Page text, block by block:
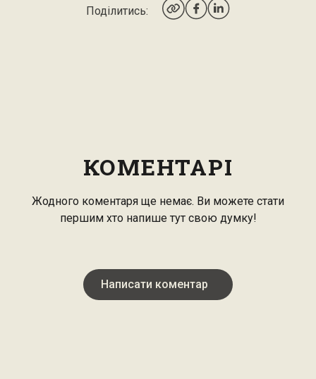
Поділитись:
КОМЕНТАРІ
Жодного коментаря ще немає. Ви можете стати
першим хто напише тут свою думку!
Написати коментар